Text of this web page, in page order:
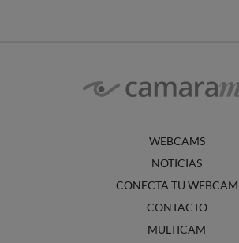
WEBCAMS
NOTICIAS
CONECTA TU WEBCAM
CONTACTO
MULTICAM